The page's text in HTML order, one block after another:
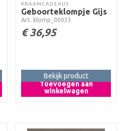
KRAAMCADEAUS
Geboorteklompje Gijs
Art. klomp_00033
€36,95
Toevoegen aan
winkelwagen
Bekijk product